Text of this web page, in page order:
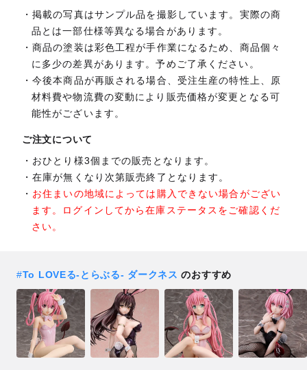
掲載の写真はサンプル品を撮影しています。実際の商
品とは一部仕様等異なる場合があります。
商品の塗装は彩色工程が手作業になるため、商品個々
に多少の差異があります。予めご了承ください。
今後本商品が再販される場合、受注生産の特性上、原
材料費や物流費の変動により販売価格が変更となる可
能性がございます。
ご注文について
おひとり様3個までの販売となります。
在庫が無くなり次第販売終了となります。
お住まいの地域によっては購入できない場合がござい
ます。ログインしてから在庫ステータスをご確認くだ
さい。
#To LOVEる-とらぶる- ダークネス のおすすめ